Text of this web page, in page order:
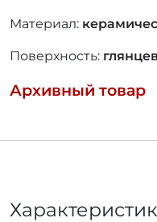
Материал:
Поверхность:
Архивный товар